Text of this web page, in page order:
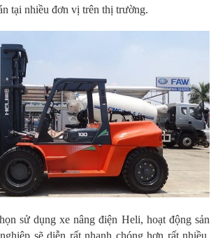
tại nhiều đơn vị trên thị trường.
sử dụng xe nâng điện Heli, hoạt động sản
sẽ diễn rất nhanh chóng hơn rất nhiều.